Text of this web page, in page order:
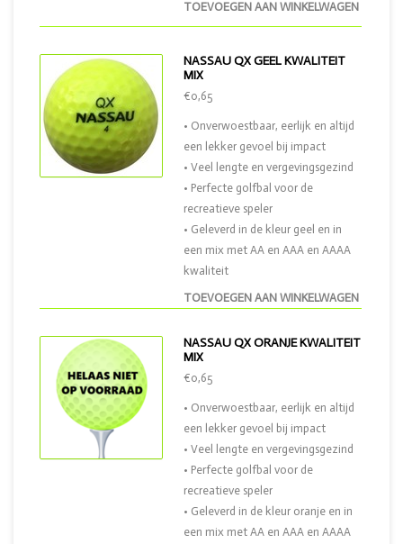
TOEVOEGEN AAN WINKELWAGEN
NASSAU QX GEEL KWALITEIT
MIX
TOEVOEGEN AAN WINKELWAGEN
€0,65
• Onverwoestbaar, eerlijk en altijd
een lekker gevoel bij impact
• Veel lengte en vergevingsgezind
• Perfecte golfbal voor de
recreatieve speler
• Geleverd in de kleur geel en in
een mix met AA en AAA en AAAA
kwaliteit
NASSAU QX ORANJE KWALITEIT
MIX
€0,65
• Onverwoestbaar, eerlijk en altijd
een lekker gevoel bij impact
• Veel lengte en vergevingsgezind
• Perfecte golfbal voor de
recreatieve speler
• Geleverd in de kleur oranje en in
een mix met AA en AAA en AAAA